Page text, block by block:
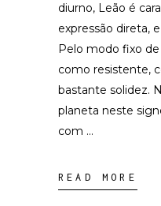
diurno, Leão é
expressão direta,
Pelo modo fixo
como resistente,
bastante solidez.
planeta neste
com
READ MORE